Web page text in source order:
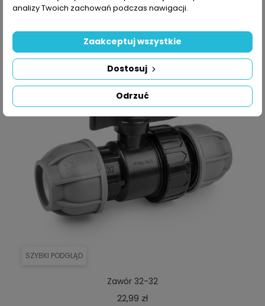
DODAJ DO KOSZYKA
SZYBKI PODGLĄD
Zawór 32-32
22,99 złCena
analizy Twoich zachowań podczas nawigacji.
Odrzuć
Dostosuj
Zaakceptuj wszystkie